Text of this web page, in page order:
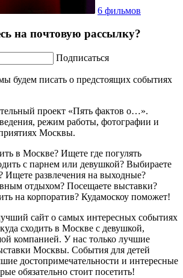
6 фильмов
на почтовую рассылку?
Подписаться
будем писать о предстоящих событиях
проект «Пять фактов о…».
режим работы, фотографии и
Москвы.
в Москве? Ищете где погулять
с парнем или девушкой? Выбираете
Ищете развлечения на выходные?
отдыхом? Посещаете выставки?
на корпоратив? Кудамоскоу поможет!
сайт о самых интересных событиях
сходить в Москве с девушкой,
компанией. У нас только лучшие
Москвы. События для детей
достопримечательности и интересные
обязательно стоит посетить!